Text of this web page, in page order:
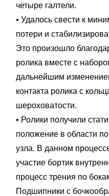
четыре галтели.
• Удалось свести к
потери и
Это произошло
ролика вместе с
дальнейшим
контакта ролика с
шероховатости.
• Ролики получили
положение в области
узла. В данном
участие бортик
процесс трения по
Подшипники с